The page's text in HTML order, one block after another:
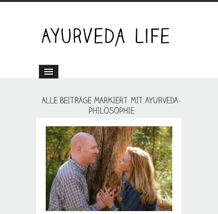
ALLE BEITRÄGE MARKIERT MIT AYURVEDA-
PHILOSOPHIE